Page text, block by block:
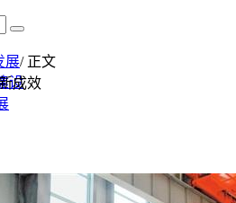
设
展/ 正文
成效